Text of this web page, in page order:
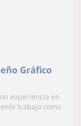
Gráfico
experiencia en
trabajo como